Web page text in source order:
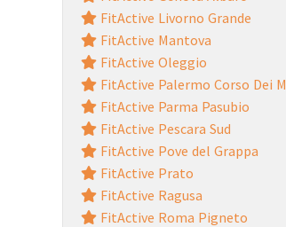
FitActive Livorno Grande
FitActive Mantova
FitActive Oleggio
FitActive Palermo Corso Dei
FitActive Parma Pasubio
FitActive Pescara Sud
FitActive Pove del Grappa
FitActive Prato
FitActive Ragusa
FitActive Roma Pigneto